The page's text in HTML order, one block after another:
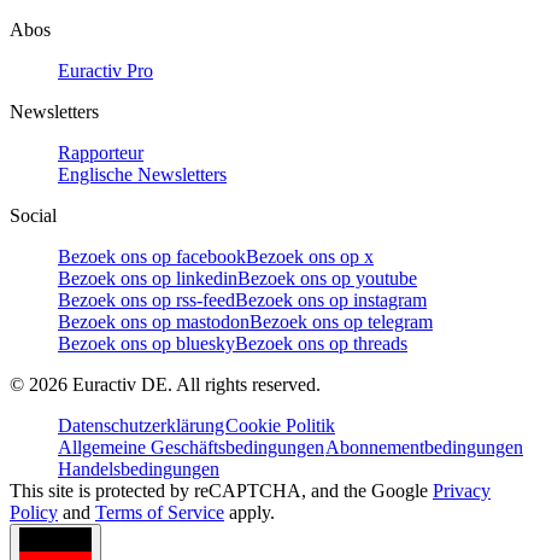
Abos
Euractiv Pro
Newsletters
Rapporteur
Englische Newsletters
Social
Bezoek ons op facebookBezoek ons op x
Bezoek ons op linkedinBezoek ons op youtube
Bezoek ons op rss-feedBezoek ons op instagram
Bezoek ons op mastodonBezoek ons op telegram
Bezoek ons op blueskyBezoek ons op threads
© 2026 Euractiv DE. All rights reserved.
DatenschutzerklärungCookie Politik
Allgemeine GeschäftsbedingungenAbonnementbedingungen
Handelsbedingungen
This site is protected by reCAPTCHA, and the Google Privacy
Policy and Terms of Service apply.